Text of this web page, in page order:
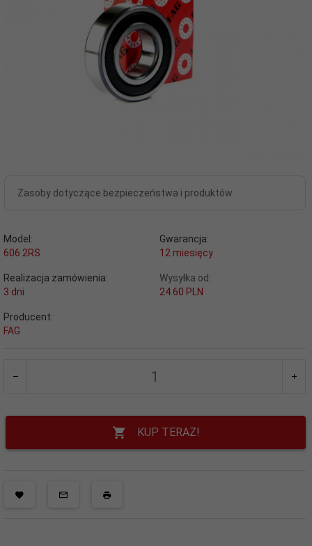
Zasoby dotyczące bezpieczeństwa i produktów
Model:
606 2RS
Gwarancja:
12 miesięcy
Realizacja zamówienia:
3 dni
Wysyłka od:
24.60 PLN
Producent:
FAG
KUP TERAZ!